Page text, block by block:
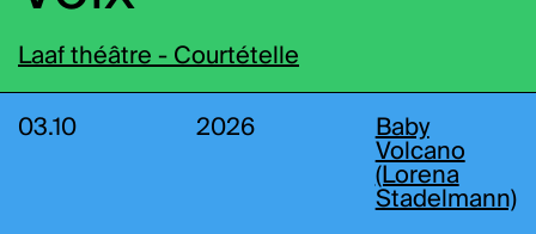
Laaf théâtre - Courtételle
03.10 2026
Baby
Volcano
(Lorena
Stadelmann)